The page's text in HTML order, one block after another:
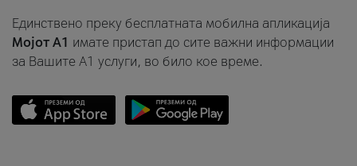
Единствено преку бесплатната мобилна апликација
Мојот A1 имате пристап до сите важни информации
за Вашите A1 услуги, во било кое време.